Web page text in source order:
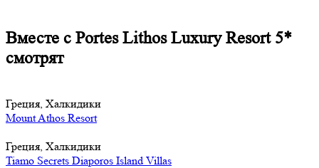
Вместе с Portes Lithos Luxury Resort 5*
смотрят
Греция, Халкидики
Mount Athos Resort
Греция, Халкидики
Tiamo Secrets Diaporos Island Villas